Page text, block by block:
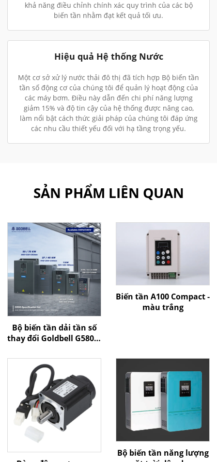
khả năng điều chỉnh chính xác quy trình của các bộ
biến tần nhằm đạt kết quả tối ưu.
Hiệu quả Hệ thống Nước
Một cơ sở xử lý nước thải đô thị đã tích hợp Bộ biến tần
tần số động cơ của chúng tôi để quản lý hoạt động của
các máy bơm. Điều này dẫn đến chi phí năng lượng
giảm 15% và độ tin cậy của hệ thống được nâng cao,
làm nổi bật cách thức giải pháp của chúng tôi đáp ứng
các nhu cầu thiết yếu đối với hạ tầng trọng yếu.
SẢN PHẨM LIÊN QUAN
Bộ biến tần dải tần số
thay đổi Goldbell G580M
khiển V/F và điều khiển
vector | Bộ biến tần
được chứng nhận CE
Biến tần A100 Compact -
màu trắng
Bộ biến tần năng lượng